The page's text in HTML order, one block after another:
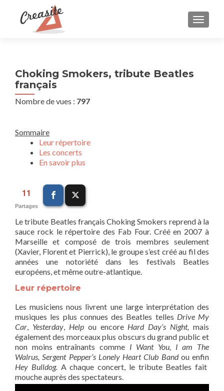
Choking Smokers, tribute Beatles
français
Nombre de vues : 797
Sommaire
Leur répertoire
Les concerts
En savoir plus
11
Partages
Le tribute Beatles français Choking Smokers reprend à la
sauce rock le répertoire des Fab Four. Créé en 2007 à
Marseille et composé de trois membres seulement
(Xavier, Florent et Pierrick), le groupe s’est créé au fil des
années une notoriété dans les festivals Beatles
européens, et même outre-atlantique.
Leur répertoire
Les musiciens nous livrent une large interprétation des
musiques les plus connues des Beatles telles Drive My
Car, Yesterday, Helpou encore Hard Day’s Night, mais
également des morceaux plus obscurs du grand public et
non moins entraînants comme I Want You, I am The
Walrus, Sergent Pepper’s Lonely Heart Club Band ou enfin
Hey Bulldog.A chaque concert, le tribute Beatles fait
mouche auprès des spectateurs.